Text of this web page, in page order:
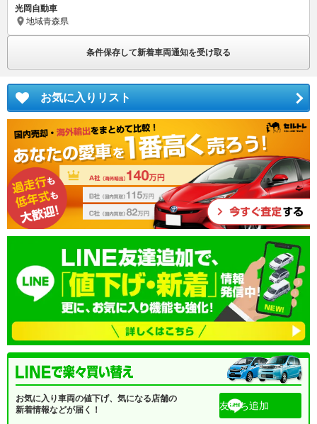
光岡自動車
地域青森県
条件保存して新着車両通知を受け取る
お気に入りリスト
お気に入り車両の値下げ、気になる店舗の
新着情報などが届く！
友だち追加